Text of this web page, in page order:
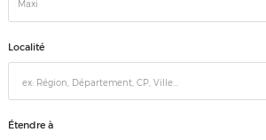
Localité
Étendre à